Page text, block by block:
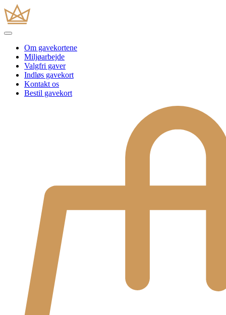
Om gavekortene
Miljøarbejde
Valgfri gaver
Indløs gavekort
Kontakt os
Bestil gavekort